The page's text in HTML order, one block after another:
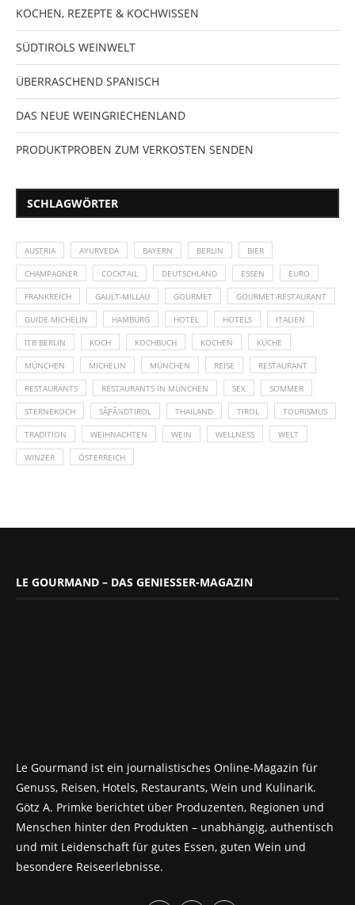
KOCHEN, REZEPTE & KOCHWISSEN
SÜDTIROLS WEINWELT
ÜBERRASCHEND SPANISCH
DAS NEUE WEINGRIECHENLAND
PRODUKTPROBEN ZUM VERKOSTEN SENDEN
SCHLAGWÖRTER
AUSTRIA AYURVEDA BAYERN BERLIN BIER
CHAMPAGNER COCKTAIL DEUTSCHLAND ESSEN EURO
FRANKREICH GAULT-MILLAU GOURMET GOURMET-RESTAURANT
GUIDE MICHELIN HAMBURG HOTEL HOTELS ITALIEN
ITB BERLIN KOCH KOCHBUCH KOCHEN KÜCHE
MÜNCHEN MICHELIN MÜNCHEN REISE RESTAURANT
RESTAURANTS RESTAURANTS IN MÜNCHEN SEX SOMMER
STERNEKOCH SÃƑÂ¼DTIROL THAILAND TIROL TOURISMUS
TRADITION WEIHNACHTEN WEIN WELLNESS WELT
WINZER ÖSTERREICH
LE GOURMAND – DAS GENIESSER-MAGAZIN
Le Gourmand ist ein journalistisches Online-Magazin für
Genuss, Reisen, Hotels, Restaurants, Wein und Kulinarik.
Götz A. Primke berichtet über Produzenten, Regionen und
Menschen hinter den Produkten – unabhängig, authentisch
und mit Leidenschaft für gutes Essen, guten Wein und
besondere Reiseerlebnisse.